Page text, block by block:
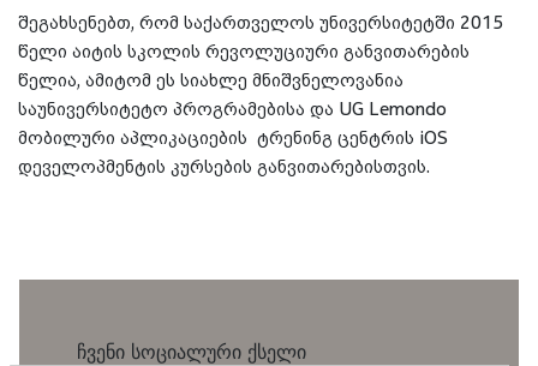
შეგახსენებთ, რომ საქართველოს უნივერსიტეტში 2015
წელი აიტის სკოლის რევოლუციური განვითარების
წელია, ამიტომ ეს სიახლე მნიშვნელოვანია
საუნივერსიტეტო პროგრამებისა და UG Lemondo
მობილური აპლიკაციების ტრენინგ ცენტრის iOS
დეველოპმენტის კურსების განვითარებისთვის.
ჩვენი სოციალური ქსელი